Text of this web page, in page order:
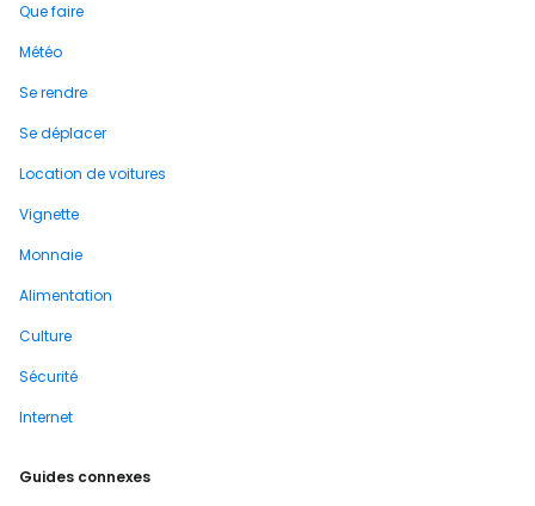
Que faire
Météo
Se rendre
Se déplacer
Location de voitures
Vignette
Monnaie
Alimentation
Culture
Sécurité
Internet
Guides connexes